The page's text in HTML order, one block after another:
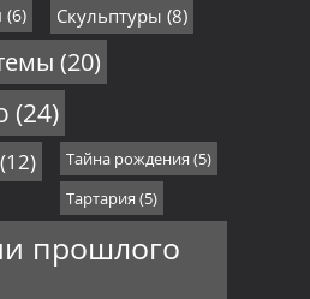
(6) Скульптуры (8)
(20)
(24)
Тайна рождения (5)
Тартария (5)
прошлого